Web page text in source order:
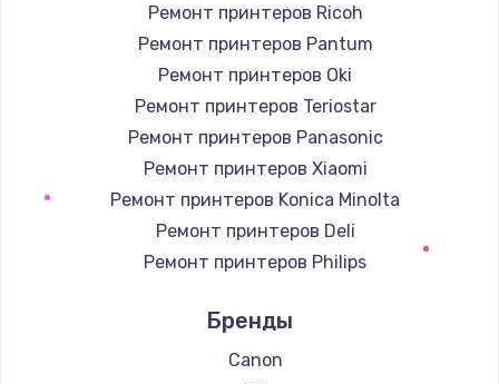
Заказать
Замена аккумулятора
620 руб.
Заказать
Замена шим-контроллера
3900 руб.
Заказать
Ремонт принтеров Ricoh
Ремонт принтеров Pantum
Ремонт принтеров Oki
Ремонт принтеров Teriostar
Ремонт принтеров Panasonic
Ремонт принтеров Xiaomi
Ремонт принтеров Konica Minolta
Ремонт принтеров Deli
Ремонт принтеров Philips
Ремонт принтеров Kodak
Ремонт принтеров Lexmark
Бренды
Canon